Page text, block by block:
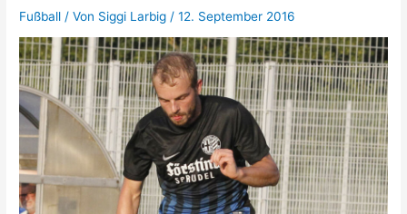
Fußball / Von Siggi Larbig /12. September 2016